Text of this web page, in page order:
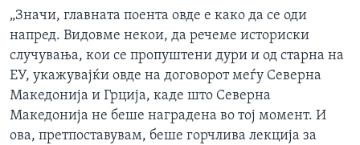
„Значи, главната поента овде е како да се оди
напред. Видовме некои, да речеме историски
случувања, кои се пропуштени дури и од старна на
ЕУ, укажувајќи овде на договорот меѓу Северна
Македонија и Грција, каде што Северна
Македонија не беше наградена во тој момент. И
ова, претпоставувам, беше горчлива лекција за